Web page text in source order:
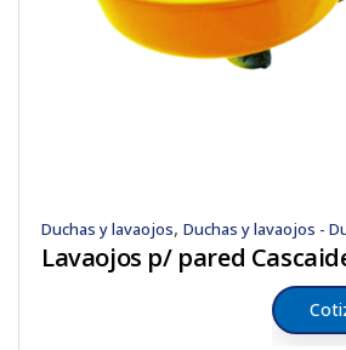
Duchas y lavaojos, Duchas y lavaojos -
Lavaojos p/ pared